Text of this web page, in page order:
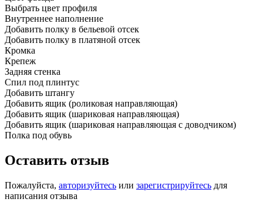
Выбрать цвет профиля
Внутреннее наполнение
Добавить полку в бельевой отсек
Добавить полку в платяной отсек
Кромка
Крепеж
Задняя стенка
Спил под плинтус
Добавить штангу
Добавить ящик (роликовая направляющая)
Добавить ящик (шариковая направляющая)
Добавить ящик (шариковая направляющая с доводчиком)
Полка под обувь
Оставить отзыв
Пожалуйста, авторизуйтесь или зарегистрируйтесь для
написания отзыва